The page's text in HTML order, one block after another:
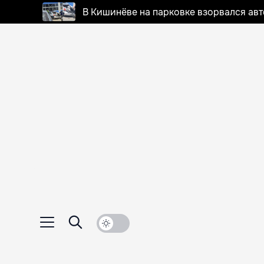
В Кишинёве на парковке взорвался